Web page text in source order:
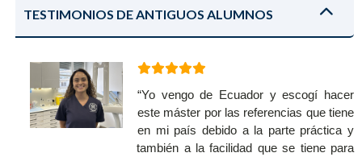
TESTIMONIOS DE ANTIGUOS ALUMNOS
“Yo vengo de Ecuador y escogí hacer
este máster por las referencias que tiene
en mi país debido a la parte práctica y
también a la facilidad que se tiene para